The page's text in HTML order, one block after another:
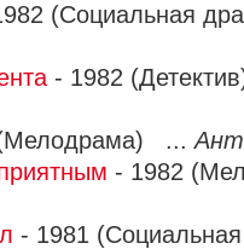
(Социальная
- 1982
(Мелодрама) ...
- 1982
- 1981